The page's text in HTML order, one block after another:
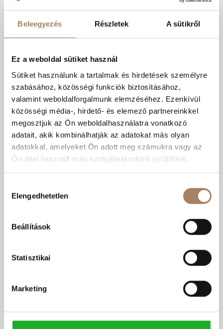
Beleegyezés Részletek A sütikről
Ez a weboldal sütiket használ
Sütiket használunk a tartalmak és hirdetések személyre
szabásához, közösségi funkciók biztosításához,
valamint weboldalforgalmunk elemzéséhez. Ezenkívül
közösségi média-, hirdető- és elemező partnereinkkel
megosztjuk az Ön weboldalhasználatra vonatkozó
adatait, akik kombinálhatják az adatokat más olyan
adatokkal, amelyeket Ön adott meg számukra vagy az
Ön által használt más szolgáltatásokból gyűjtöttek.
kiválasztása
Elengedhetetlen
Beállítások
Statisztikai
Marketing
26.9 M Ft
Mohácsi Mária
+36706601636
Belváros, zárt udvari 39,6 m2-es dupla garázs
ELADÓ!
Kódszám: #3620590
39.6 m2
Emelet:
36.9 M Ft
Mohácsi Mária
+36706601636